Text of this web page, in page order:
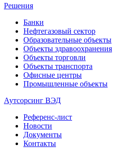
Решения
Банки
Нефтегазовый сектор
Образовательные объекты
Объекты здравоохранения
Объекты торговли
Объекты транспорта
Офисные центры
Промышленные объекты
Аутсорсинг ВЭД
Референс-лист
Новости
Документы
Контакты